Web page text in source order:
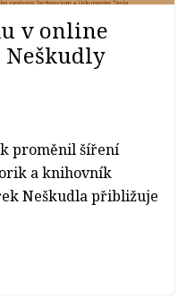
v online
Neškudly
proměnil šíření
a knihovník
Neškudla přibližuje